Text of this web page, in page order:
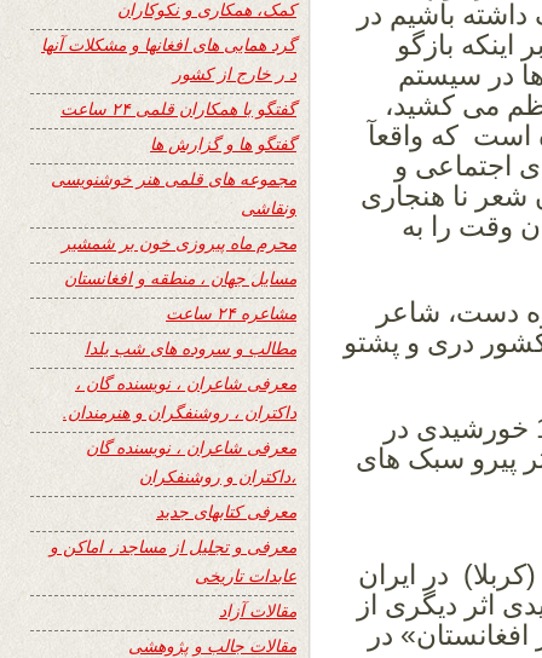
باشیم در
بازگو
در سیستم
نظم می کشید،
است که واقعآ
اجتماعی و
شعر نا هنجاری
وقت را به
دست، شاعر
کشور دری و پشتو
نخستین مجموعه اشعارش در سال 1369 خورشیدی در
پیرو سبک های
در ایران
در سال 1362 خورشیدی اثر دیگری از
در
کمک، همکاری و نکوکاران
گرد همایی های افغانها و مشکلات آنها
د ر خارج از کشور
گفتگو با همکاران قلمی ۲۴ ساعت
گفتگو ها و گزارش ها
مجموعه های قلمی هنر خوشنویسی
ونقاشی
محرم ماه پیروزی خون بر شمشیر
مسایل جهان ، منطقه و افغانستان
مشاعره ۲۴ ساعت
مطالب و سروده های شب یلدا
معرفی شاعران ، نویسنده گان ،
داکتران ، روشنفگران و هنرمندان.
معرفی شاعران ، نویسنده گان
،داکتران و روشنفکران
معرفی کتابهای جدید
معرفی و تجلیل از مساجد ، اماکن و
عابدات تاریخی
مقالات آزاد
مقالات جالب و پژوهشی